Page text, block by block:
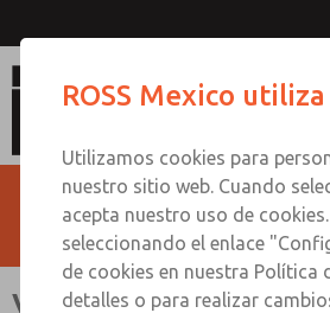
Válvula doble serie
ROSS Mexico
Utilizamos cookies para
nuestro sitio web. Cuando
acepta nuestro uso de
seleccionando el enlace
de cookies en nuestra
detalles o para realizar